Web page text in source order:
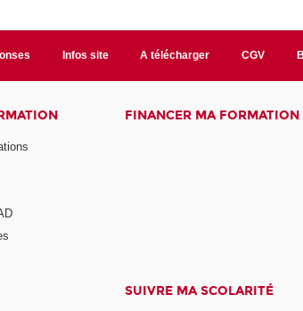
Infos site A télécharger CGV
FINANCER MA FORMATION
SUIVRE MA SCOLARITÉ